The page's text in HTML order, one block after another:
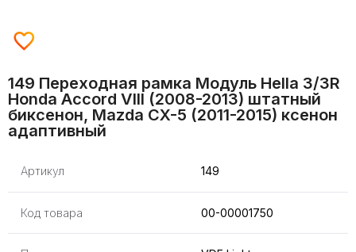
149 Переходная рамка Модуль Hella 3/3R
Honda Accord VIII (2008-2013) штатный
биксенон, Mazda CX-5 (2011-2015) ксенон
адаптивный
Артикул 149
Код товара 00-00001750